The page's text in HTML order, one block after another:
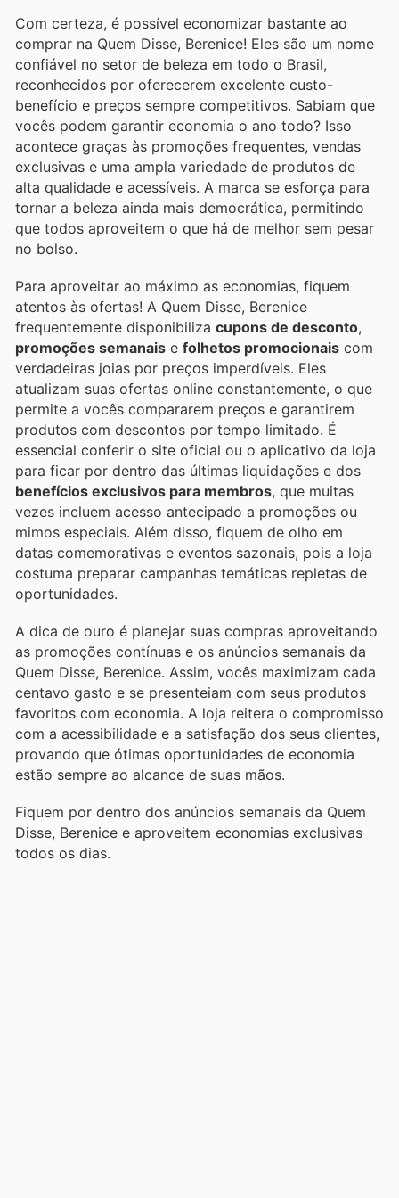
Com certeza, é possível economizar bastante ao
comprar na Quem Disse, Berenice! Eles são um nome
confiável no setor de beleza em todo o Brasil,
reconhecidos por oferecerem excelente custo-
benefício e preços sempre competitivos. Sabiam que
vocês podem garantir economia o ano todo? Isso
acontece graças às promoções frequentes, vendas
exclusivas e uma ampla variedade de produtos de
alta qualidade e acessíveis. A marca se esforça para
tornar a beleza ainda mais democrática, permitindo
que todos aproveitem o que há de melhor sem pesar
no bolso.
Para aproveitar ao máximo as economias, fiquem
atentos às ofertas! A Quem Disse, Berenice
frequentemente disponibiliza cupons de desconto,
promoções semanais e folhetos promocionais com
verdadeiras joias por preços imperdíveis. Eles
atualizam suas ofertas online constantemente, o que
permite a vocês compararem preços e garantirem
produtos com descontos por tempo limitado. É
essencial conferir o site oficial ou o aplicativo da loja
para ficar por dentro das últimas liquidações e dos
benefícios exclusivos para membros, que muitas
vezes incluem acesso antecipado a promoções ou
mimos especiais. Além disso, fiquem de olho em
datas comemorativas e eventos sazonais, pois a loja
costuma preparar campanhas temáticas repletas de
oportunidades.
A dica de ouro é planejar suas compras aproveitando
as promoções contínuas e os anúncios semanais da
Quem Disse, Berenice. Assim, vocês maximizam cada
centavo gasto e se presenteiam com seus produtos
favoritos com economia. A loja reitera o compromisso
com a acessibilidade e a satisfação dos seus clientes,
provando que ótimas oportunidades de economia
estão sempre ao alcance de suas mãos.
Fiquem por dentro dos anúncios semanais da Quem
Disse, Berenice e aproveitem economias exclusivas
todos os dias.